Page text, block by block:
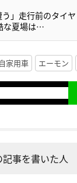
う」走行前のタイヤ
な夏場は…
家用車 エーモン
記事を書いた人